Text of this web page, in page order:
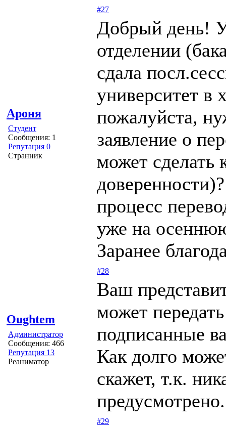
Ароня
Студент
Сообщения: 1
Репутация 0
Странник
#27
Добрый день!
отделении
сдала
университет в
пожалуйста,
заявление о
может сделать
процесс
уже на
Заранее
Oughtem
Администратор
Сообщения: 466
Репутация 13
Реаниматор
#28
Ваш
может
подписанные
Как долго
скажет, т.к.
предусмотрено.
#29